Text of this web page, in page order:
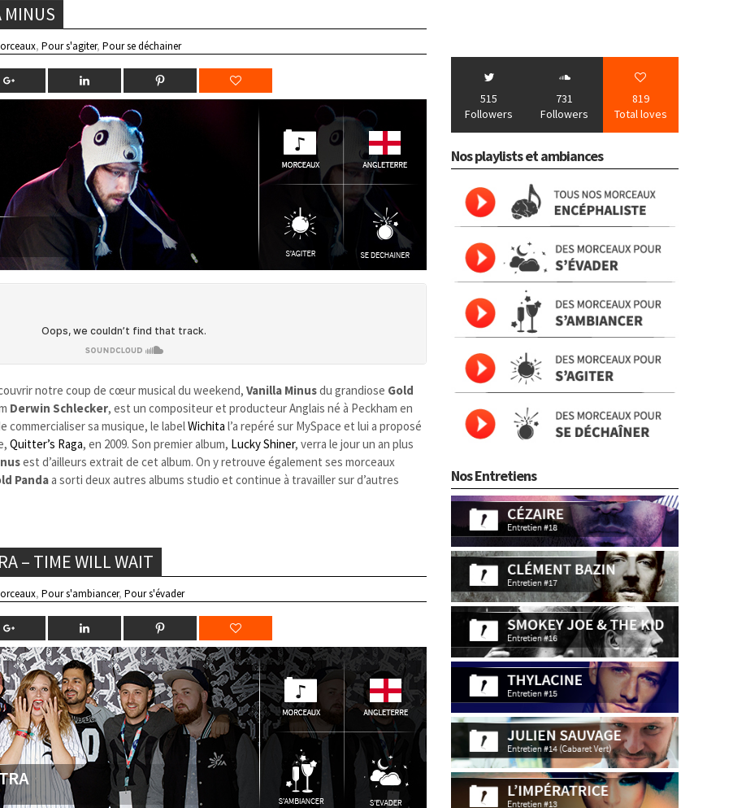
MINUS
,Pour s'agiter,Pour se déchainer
notre coup de cœur musical du weekend,Vanilla Minusdu grandiose Gold
Derwin Schlecker, est un compositeur et producteur Anglais né à Peckham en
commercialiser sa musique, le labelWichita l’a repéré sur MySpace et lui a proposé
Quitter’s Raga, en 2009. Son premier album, Lucky Shiner, verra le jour un an plus
est d’ailleurs extrait de cet album. On y retrouve également ses morceaux
Pandaa sorti deux autres albums studio et continue à travailler sur d’autres
– TIME WILL WAIT
,Pour s'ambiancer,Pour s'évader
515
Followers
731
Followers
819
Total loves
Nos playlists et ambiances
Nos Entretiens